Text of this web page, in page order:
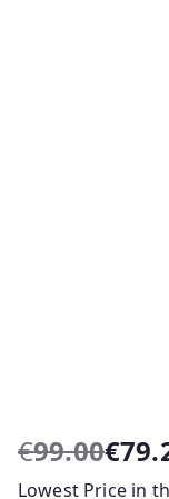
€99.00
O
p
€
O
p
Lowest Price in